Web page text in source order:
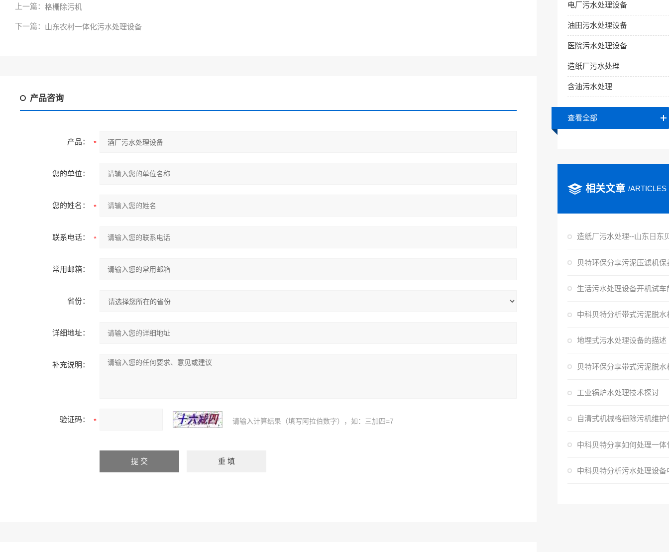
上一篇： 格栅除污机
下一篇： 山东农村一体化污水处理设备
产品咨询
产品：
您的单位：
您的姓名：
联系电话：
常用邮箱：
省份：
详细地址：
补充说明：
验证码： 请输入计算结果（填写阿拉伯数字），如：三加四=7
电厂污水处理设备
油田污水处理设备
医院污水处理设备
造纸厂污水处理
含油污水处理
查看全部
相关文章 /ARTICLES
造纸厂污水处理--山东日东
地埋式污水处理设备的描述
工业锅炉水处理技术探讨